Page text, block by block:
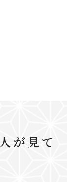
が見て